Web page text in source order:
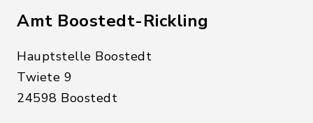
Amt Boostedt-Rickling
Hauptstelle Boostedt
Twiete 9
24598 Boostedt